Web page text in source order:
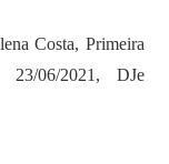
Costa, Primeira
23/06/2021, DJe